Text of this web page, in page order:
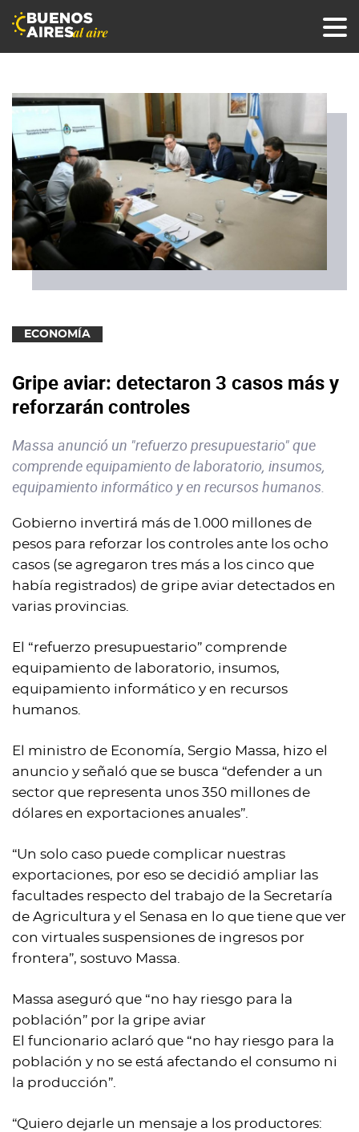
ECONOMÍA
Gripe aviar: detectaron 3 casos más y
reforzarán controles
Massa anunció un "refuerzo presupuestario" que
comprende equipamiento de laboratorio, insumos,
equipamiento informático y en recursos humanos.
Gobierno invertirá más de 1.000 millones de
pesos para reforzar los controles ante los ocho
casos (se agregaron tres más a los cinco que
había registrados) de gripe aviar detectados en
varias provincias.
El “refuerzo presupuestario” comprende
equipamiento de laboratorio, insumos,
equipamiento informático y en recursos
humanos.
El ministro de Economía, Sergio Massa, hizo el
anuncio y señaló que se busca “defender a un
sector que representa unos 350 millones de
dólares en exportaciones anuales”.
“Un solo caso puede complicar nuestras
exportaciones, por eso se decidió ampliar las
facultades respecto del trabajo de la Secretaría
de Agricultura y el Senasa en lo que tiene que ver
con virtuales suspensiones de ingresos por
frontera”, sostuvo Massa.
Massa aseguró que “no hay riesgo para la
población” por la gripe aviar
El funcionario aclaró que “no hay riesgo para la
población y no se está afectando el consumo ni
la producción”.
“Quiero dejarle un mensaje a los productores: